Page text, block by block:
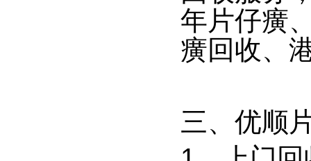
年片仔癀
癀回收、
三、优顺